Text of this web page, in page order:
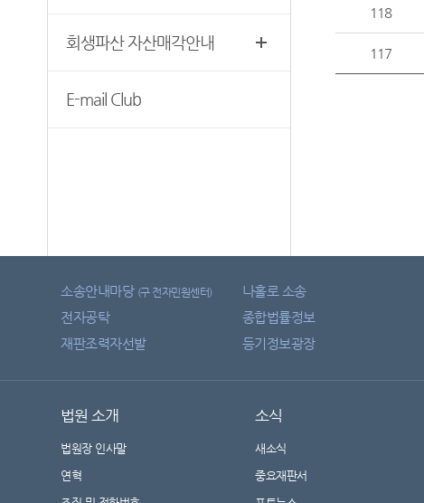
회생파산 자산매각안내
E-mail Club
118
117
소송안내마당 (구 전자민원센터) 나홀로 소송
전자공탁
종합법률정보
재판조력자선발
등기정보광장
법원 소개
법원장 인사말
연혁
소식
새소식
중요재판서